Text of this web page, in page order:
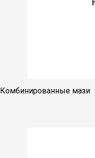
Комбинированные мази